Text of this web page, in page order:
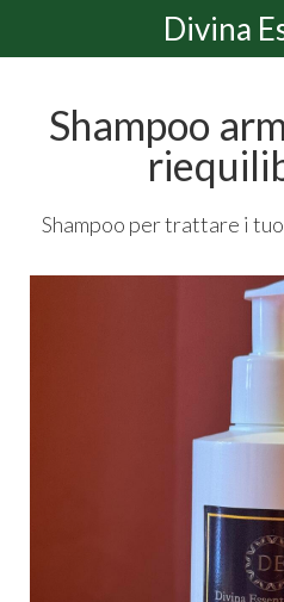
Divina
Shampoo
Shampoo per trattare i